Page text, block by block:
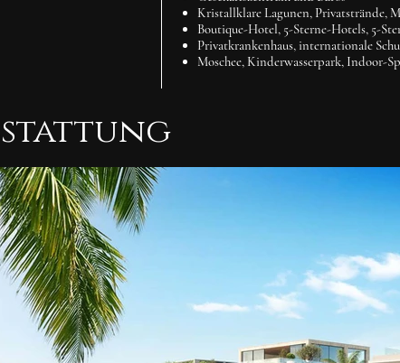
Kristallklare Lagunen, Privatstrände,
Boutique-Hotel, 5-Sterne-Hotels, 5-
Privatkrankenhaus, internationale
Moschee, Kinderwasserpark, Indoor-